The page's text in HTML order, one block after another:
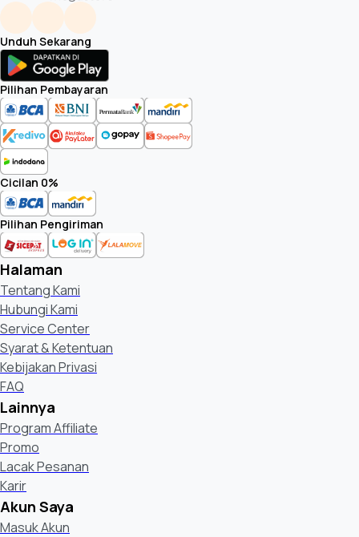
Unduh Sekarang
Pilihan Pembayaran
Cicilan 0%
Pilihan Pengiriman
Halaman
Tentang Kami
Hubungi Kami
Service Center
Syarat & Ketentuan
Kebijakan Privasi
FAQ
Lainnya
Program Affiliate
Promo
Lacak Pesanan
Karir
Akun Saya
Masuk Akun